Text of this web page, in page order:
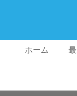
ホーム